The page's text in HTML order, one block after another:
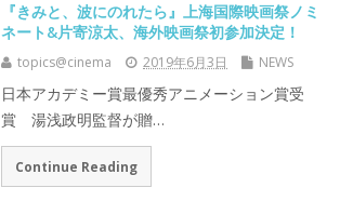
『きみと、波にのれたら』上海国際映画祭ノミ
ネート&片寄涼太、海外映画祭初参加決定！
topics@cinema 2019年6月3日 NEWS
日本アカデミー賞最優秀アニメーション賞受
賞 湯浅政明監督が贈…
Continue Reading